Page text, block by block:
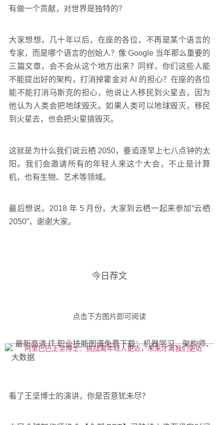
有做一个贡献，对世界是独特的？
大家想想，几十年以后，在座的各位，不再是某个语言的
专家，而是哪个语言的创始人？像 Google 当年那么重要的
三篇文章，会不会从这个地方出来？同样，你们这些人能
不能提出好的架构，打消掉霍金对 AI 的担心？在座的各位
能不能打消马斯克的担心，他说让人移民到火星去，因为
他认为人类会把地球毁灭。如果人类可以地球毁灭，移民
到火星去，也会把火星搞毁灭。
这就是为什么我们说云栖 2050，要追逐早上七八点钟的太
阳。我们会邀请所有的年轻人来这个大会，不止是计算
机，也有生物、艺术等领域。
最后想说，2018 年 5 月份，大家到云栖一起来参加“云栖
2050”，谢谢大家。
今日荐文
点击下方图片即可阅读
最新高清 IT 职业技能图谱免费下载：机器学习、架构师、
大数据
看了王坚博士的演讲，你是否意犹未尽？